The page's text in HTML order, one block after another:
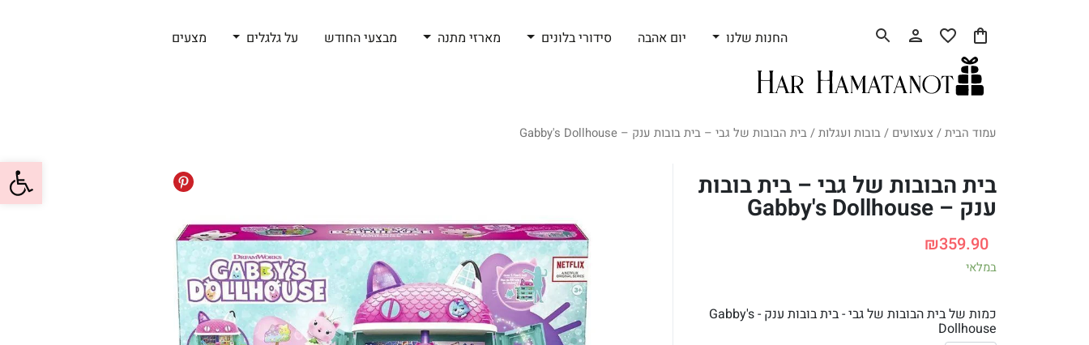
פתח
החנות שלנו יום אהבה סידורי בלונים מארזי מתנה מבצעי החודש על גלגלים מצעים
עמוד הבית/צעצועים /בובות ועגלות/ בית הבובות של גבי – בית בובות ענק – Gabby's Dollhouse
בית הבובות של גבי – בית בובות
ענק – Gabby's Dollhouse
₪359.90
במלאי
כמות של בית הבובות של גבי - בית בובות ענק - Gabby's
Dollhouse